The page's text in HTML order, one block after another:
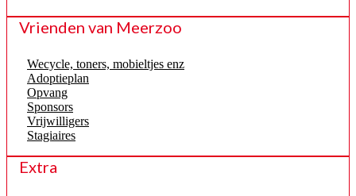
Vrienden van Meerzoo
Wecycle, toners, mobieltjes enz
Adoptieplan
Opvang
Sponsors
Vrijwilligers
Stagiaires
Extra